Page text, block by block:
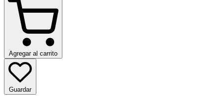
Agregar al carrito
Guardar